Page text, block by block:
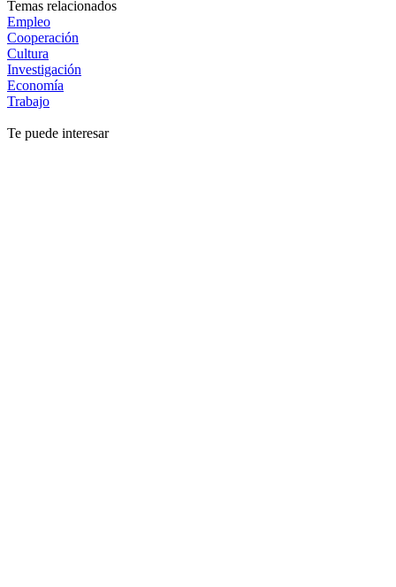
Temas relacionados
Empleo
Cooperación
Cultura
Investigación
Economía
Trabajo
Te puede interesar